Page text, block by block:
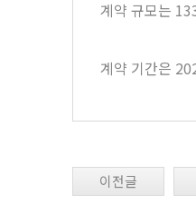
계약 규모는
계약 기간은
이전글